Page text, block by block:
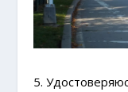
5.